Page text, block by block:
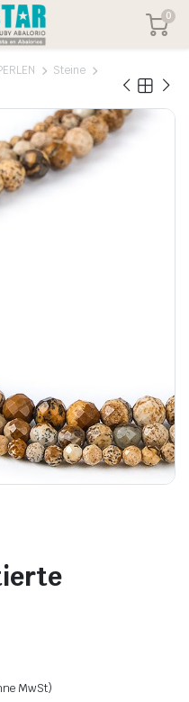
0
Steine
MwSt)